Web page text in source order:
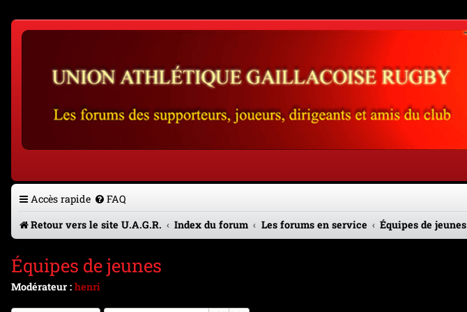
Accès rapide FAQ
Retour vers le site U.A.G.R.
Index du forum Les forums en service Équipes de jeunes
Équipes de jeunes
Modérateur : henri